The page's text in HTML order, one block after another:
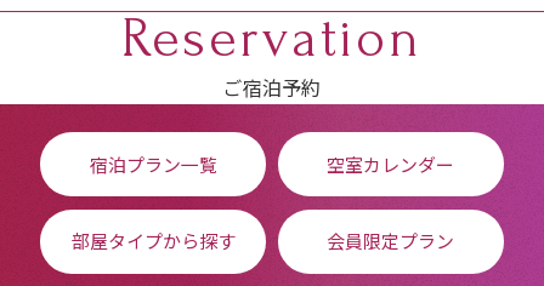
Reservation
ご宿泊予約
宿泊プラン一覧 空室カレンダー
部屋タイプから探す 会員限定プラン